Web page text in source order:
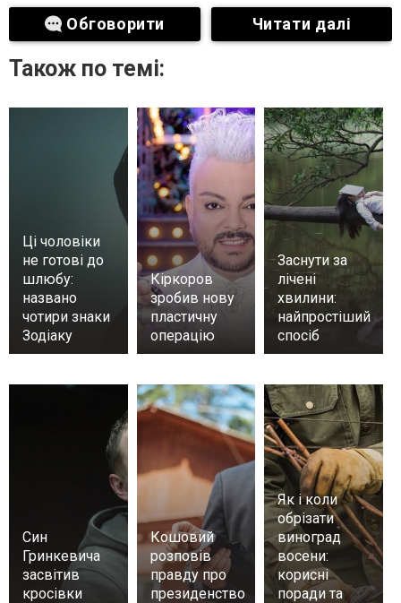
Обговорити Читати далі
Також по темі:
Ці чоловіки
не готові до
шлюбу:
названо
чотири знаки
Зодіаку
Кіркоров
зробив нову
пластичну
операцію
Заснути за
лічені
хвилини:
найпростіший
спосіб
Син
Гринкевича
засвітив
кросівки
Кошовий
розповів
правду про
президенство
Як і коли
обрізати
виноград
восени:
корисні
поради та